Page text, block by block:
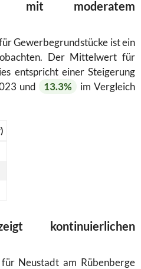
mit moderatem
Gewerbegrundstücke ist ein
Der Mittelwert für
entspricht einer Steigerung
und 13.3%
im Vergleich
kontinuierlichen
Neustadt am Rübenberge